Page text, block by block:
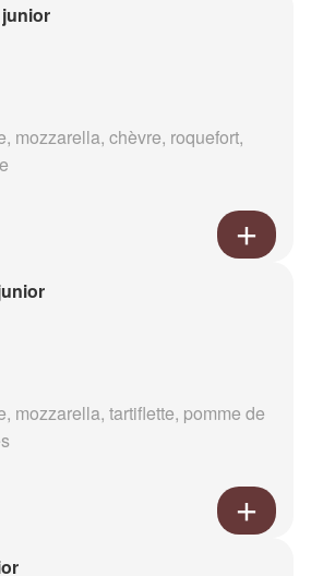
junior
mozzarella, chèvre, roquefort,
mozzarella, tartiflette, pomme de